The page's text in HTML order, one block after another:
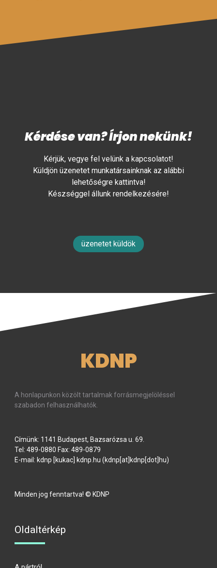
Kérdése van? Írjon nekünk!
Kérjük, vegye fel velünk a kapcsolatot!
Küldjön üzenetet munkatársainknak az alábbi
lehetőségre kattintva!
Készséggel állunk rendelkezésére!
üzenetet küldök
KDNP
A honlapunkon közölt tartalmak forrásmegjelöléssel
szabadon felhasználhatók.
Címünk: 1141 Budapest, Bazsarózsa u. 69.
Tel: 489-0880 Fax: 489-0879
E-mail: kdnp [kukac] kdnp hu (kdnp[at]kdnp[dot]hu)
Minden jog fenntartva! © KDNP
Oldaltérkép